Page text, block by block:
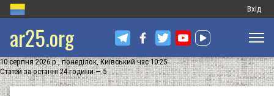
Меню
запису
Вхід
ar25.org
10 серпня 2026 р., понеділок, Київський час 10:25
Статей за останні 24 години — 5